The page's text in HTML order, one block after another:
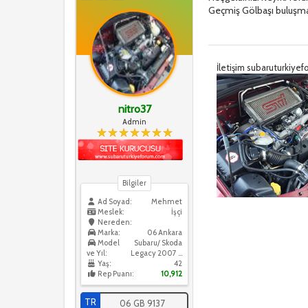
nitro37
Admin
Bilgiler
Ad Soyad:
Mehmet
Meslek:
İşçi
Nereden:
06 Ankara
Marka:
Subaru/ Skoda
Model
ve Yıl:
Legacy 2007 / Skoda Octavia 2016
Yaş:
42
Rep Puanı:
10,912
TR 06 GB 9137
Geçmiş Gölbaşı
İletişim